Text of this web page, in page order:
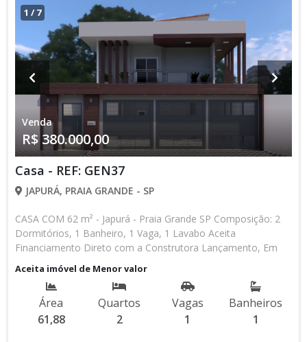
1 /7
Venda
R$ 380.000,00
Casa - REF: GEN37
JAPURÁ, PRAIA GRANDE - SP
CASA COM 62 m² - Japurá - Praia Grande SP Composição: 2
Dormitórios, 1 Banheiro, 1 Vaga, 1 Lavabo Aceita
Financiamento Direto com a Construtora Lançamento, Em
Obras Entrada de R$ 85.000,00 84 Parcelas Mensais de R$
2.476,16 8 Parcelas Anuais de R$ 4.000,00 R$ 25.000,00
Entrega das Chaves R$ 380.000,00 valor Total * Os valores e
disponibilidade podem ser alterados sem prévio aviso. Favor
verificar entrando em contato com nossa equipe
Aceita imóvel de Menor valor
Área
61,88
Quartos
2
Vagas
1
Banheiros
1